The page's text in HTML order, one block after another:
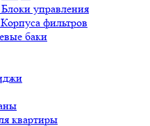
Блоки управления
Корпуса фильтров
баки